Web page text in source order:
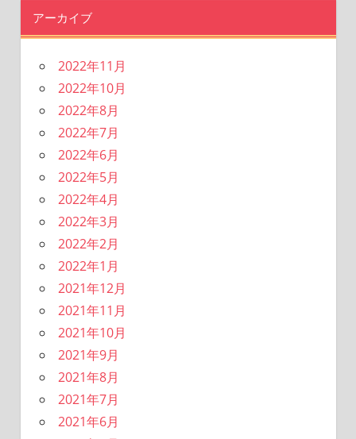
アーカイブ
2022年11月
2022年10月
2022年8月
2022年7月
2022年6月
2022年5月
2022年4月
2022年3月
2022年2月
2022年1月
2021年12月
2021年11月
2021年10月
2021年9月
2021年8月
2021年7月
2021年6月